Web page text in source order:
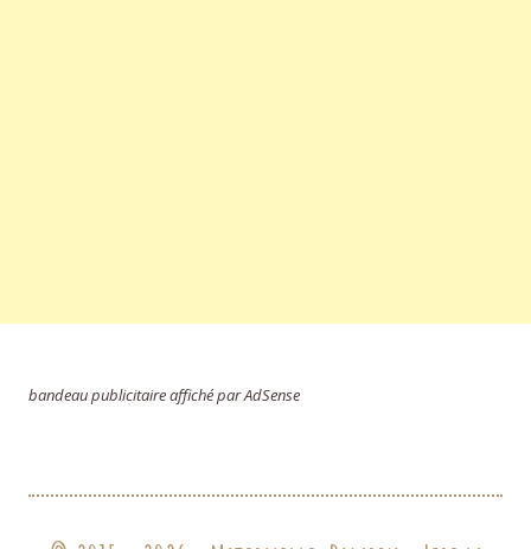
bandeau publicitaire affiché par AdSense